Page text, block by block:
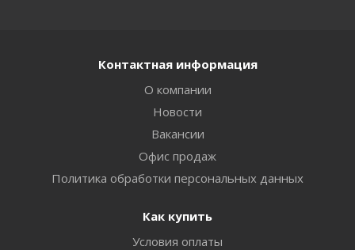
Контактная информация
О компании
Новости
Вакансии
Офис продаж
Политика обработки персональных данных
Как купить
Условия оплаты